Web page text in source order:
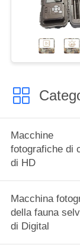
Macchine
fotografiche di
di HD
Macchina
della fauna
di Digital